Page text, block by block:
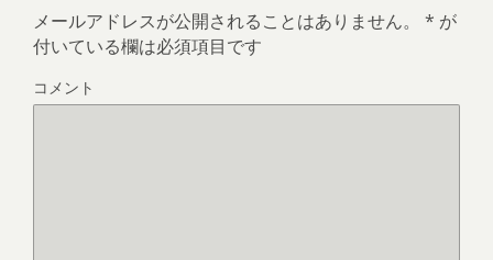
メールアドレスが公開されることはありません。 * が
付いている欄は必須項目です
コメント